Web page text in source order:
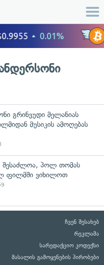
გრინვუდი მელანიას
მუსიკის ამოღებას
შესაძლოა, პოლ თომას
ფილმში ვიხილოთ
ჩვენ შესახებ
რეკლამა
სარედაქციო კოდექსი
მასალის გამოყენების პირობები